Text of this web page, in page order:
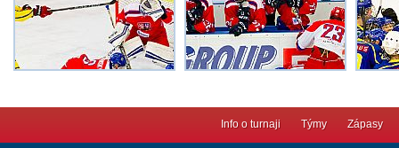
Info o turnaji Týmy Zápasy